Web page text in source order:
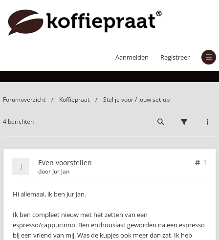
Aanmelden Registreer
Forumoverzicht Koffiepraat Stel je voor / jouw set-up
4 berichten
Even voorstellen
1
door Jur Jan
Hi allemaal, ik ben Jur Jan.
Ik ben compleet nieuw met het zetten van een
espresso/cappucinno. Ben enthousiast geworden na een espresso
bij een vriend van mij. Was de kupjes ook meer dan zat. Ik heb